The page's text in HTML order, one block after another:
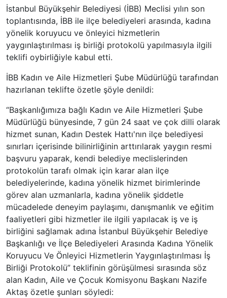
İstanbul Büyükşehir Belediyesi (İBB) Meclisi yılın son
toplantısında, İBB ile ilçe belediyeleri arasında, kadına
yönelik koruyucu ve önleyici hizmetlerin
yaygınlaştırılması iş birliği protokolü yapılmasıyla ilgili
teklifi oybirliğiyle kabul etti.
İBB Kadın ve Aile Hizmetleri Şube Müdürlüğü tarafından
hazırlanan teklifte özetle şöyle denildi:
“Başkanlığımıza bağlı Kadın ve Aile Hizmetleri Şube
Müdürlüğü bünyesinde, 7 gün 24 saat ve çok dilli olarak
hizmet sunan, Kadın Destek Hattı'nın ilçe belediyesi
sınırları içerisinde bilinirliğinin arttırılarak yaygın resmi
başvuru yaparak, kendi belediye meclislerinden
protokolün tarafı olmak için karar alan ilçe
belediyelerinde, kadına yönelik hizmet birimlerinde
görev alan uzmanlarla, kadına yönelik şiddetle
mücadelede deneyim paylaşımı, danışmanlık ve eğitim
faaliyetleri gibi hizmetler ile ilgili yapılacak iş ve iş
birliğini sağlamak adına İstanbul Büyükşehir Belediye
Başkanlığı ve İlçe Belediyeleri Arasında Kadına Yönelik
Koruyucu Ve Önleyici Hizmetlerin Yaygınlaştırılması İş
Birliği Protokolü” teklifinin görüşülmesi sırasında söz
alan Kadın, Aile ve Çocuk Komisyonu Başkanı Nazife
Aktaş özetle şunları söyledi: